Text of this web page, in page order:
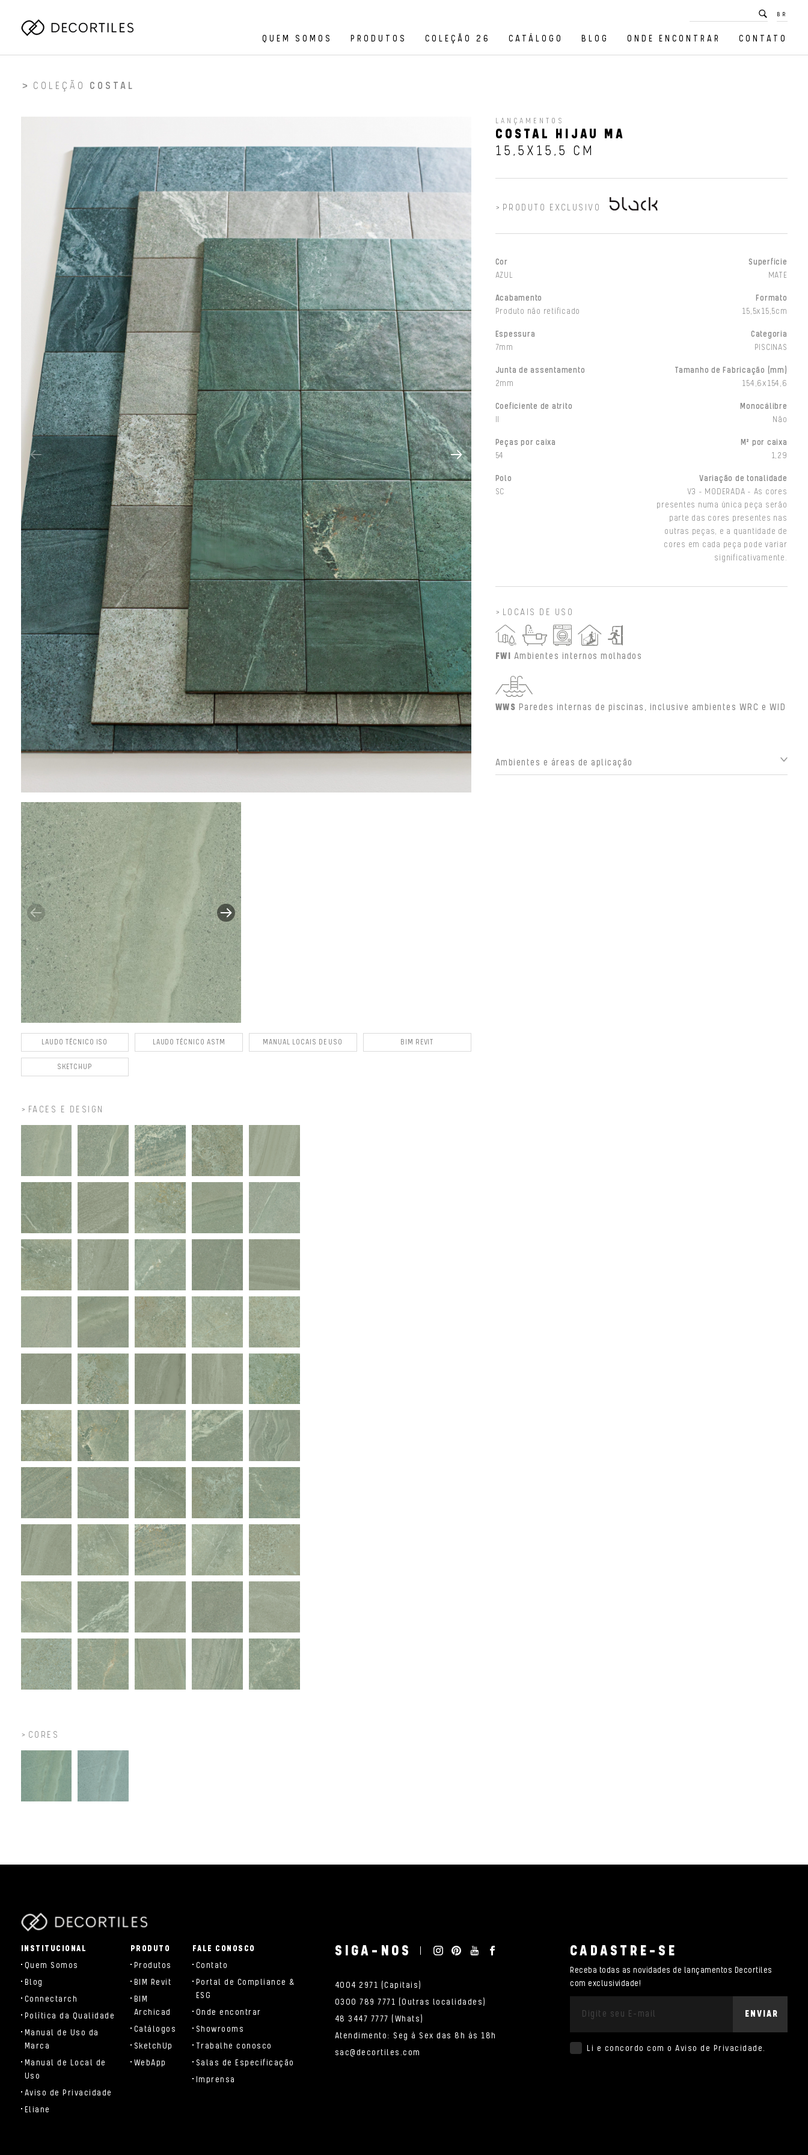
BR
QUEM SOMOS PRODUTOS COLEÇÃO 26 CATÁLOGO BLOG ONDE ENCONTRAR CONTATO
COLEÇÃO COSTAL
LAUDO TÉCNICO ISO LAUDO TÉCNICO ASTM MANUAL LOCAIS DE USO BIM REVIT
SKETCHUP
FACES E DESIGN
CORES
LANÇAMENTOS
COSTAL HIJAU MA
15,5X15,5 CM
PRODUTO EXCLUSIVO
Cor
AZUL
Superfície
MATE
Acabamento
Produto não retificado
Formato
15,5x15,5cm
Espessura
7mm
Categoria
PISCINAS
Junta de assentamento
2mm
Tamanho de Fabricação (mm)
154,6x154,6
Coeficiente de atrito
Monocálibre
Não
Peças por caixa
54
M² por caixa
1,29
Polo
SC
Variação de tonalidade
V3 - MODERADA - As cores
presentes numa única peça serão
parte das cores presentes nas
outras peças, e a quantidade de
cores em cada peça pode variar
significativamente.
LOCAIS DE USO
FWI Ambientes internos molhados
WWS Paredes internas de piscinas, inclusive ambientes WRC e WID
Ambientes e áreas de aplicação
INSTITUCIONAL
Quem Somos
Blog
Connectarch
Política da Qualidade
Manual de Uso da
Marca
Manual de Local de
Uso
Aviso de Privacidade
Eliane
PRODUTO
Produtos
BIM Revit
BIM
Archicad
Catálogos
SketchUp
WebApp
FALE CONOSCO
Contato
Portal de Compliance &
ESG
Onde encontrar
Showrooms
Trabalhe conosco
Salas de Especificação
Imprensa
SIGA-NOS
4004 2971 (Capitais)
0300 789 7771 (Outras localidades)
48 3447 7777 (Whats)
Atendimento: Seg à Sex das 8h às 18h
sac@decortiles.com
CADASTRE-SE
Receba todas as novidades de lançamentos Decortiles
com exclusividade!
ENVIAR
Li e concordo com o Aviso de Privacidade.